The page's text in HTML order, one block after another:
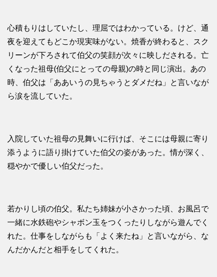
心積もりはしていたし、理屈ではわかっている。けど、通
夜を迎えてもどこか現実味がない。焼香が終わると、スク
リーンが下ろされて伯父の笑顔が次々に映しだされる。亡
くなった祖母(伯父にとっての母親)の時と同じ演出。あの
時、伯父は「ああいうの見ちゃうとダメだね」と言いなが
ら涙を流していた。
入院していた祖母の見舞いに行けば、そこには母親に寄り
添うように語り掛けていた伯父の姿があった。情が深く、
穏やかで優しい伯父だった。
若かりし頃の伯父。私たち姉妹が小さかった頃、お風呂で
一緒に水鉄砲やシャボン玉をつくったりしながら遊んでく
れた。仕事をしながらも「よく来たね」と言いながら、な
んだかんだと相手をしてくれた。